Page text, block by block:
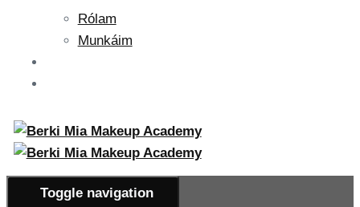
Rólam
Munkáim
Toggle navigation